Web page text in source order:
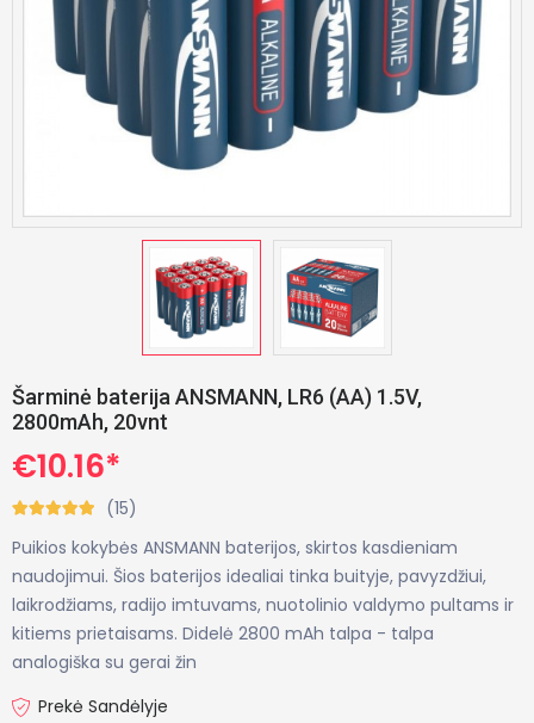
Šarminė baterija ANSMANN, LR6 (AA) 1.5V,
2800mAh, 20vnt
€10.16*
(15)
Puikios kokybės ANSMANN baterijos, skirtos kasdieniam
naudojimui. Šios baterijos idealiai tinka buityje, pavyzdžiui,
laikrodžiams, radijo imtuvams, nuotolinio valdymo pultams ir
kitiems prietaisams. Didelė 2800 mAh talpa - talpa
analogiška su gerai žin
Prekė Sandėlyje